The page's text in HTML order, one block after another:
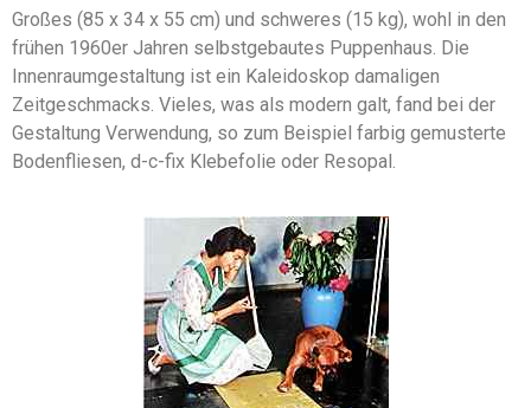
Großes (85 x 34 x 55 cm) und schweres (15 kg), wohl in den
frühen 1960er Jahren selbstgebautes Puppenhaus. Die
Innenraumgestaltung ist ein Kaleidoskop damaligen
Zeitgeschmacks. Vieles, was als modern galt, fand bei der
Gestaltung Verwendung, so zum Beispiel farbig gemusterte
Bodenfliesen, d-c-fix Klebefolie oder Resopal.